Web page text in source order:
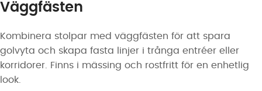
Väggfästen
Kombinera stolpar med väggfästen för att spara
golvyta och skapa fasta linjer i trånga entréer eller
korridorer. Finns i mässing och rostfritt för en enhetlig
look.